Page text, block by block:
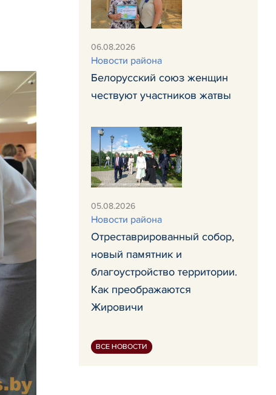
06.08.2026
Новости района
Белорусский союз женщин
чествуют участников жатвы
05.08.2026
Новости района
Отреставрированный собор,
новый памятник и
благоустройство территории.
Как преображаются
Жировичи
ВСЕ НОВОСТИ